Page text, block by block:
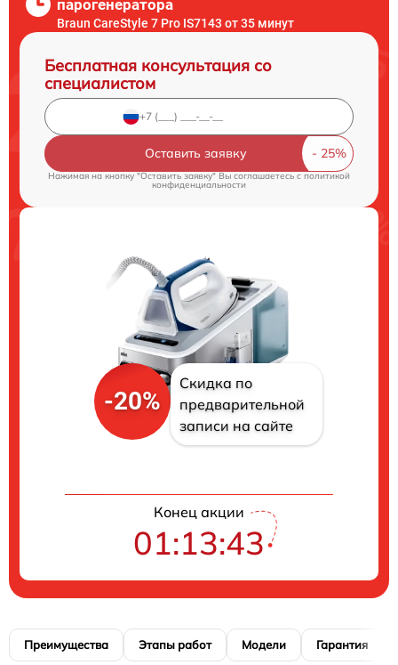
парогенератора
Braun CareStyle 7 Pro IS7143 от 35 минут
Бесплатная консультация со
специалистом
Оставить заявку
Нажимая на кнопку "Оставить заявку" Вы соглашаетесь cполитикой
конфиденциальности
-20%
Скидка по
предварительной
записи на сайте
Конец акции
01:13:42
Преимущества Этапы работ Модели Гарантия